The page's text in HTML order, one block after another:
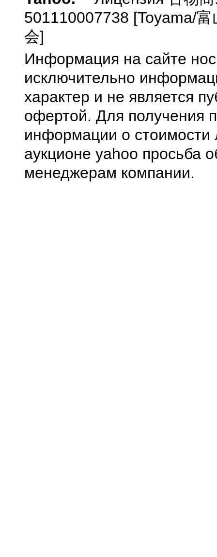
501110007738 [Toyama/
会]
Информация на сайте
исключительно
характер и не является
офертой. Для получения
информации о стоимости
аукционе yahoo просьба
менеджерам компании.